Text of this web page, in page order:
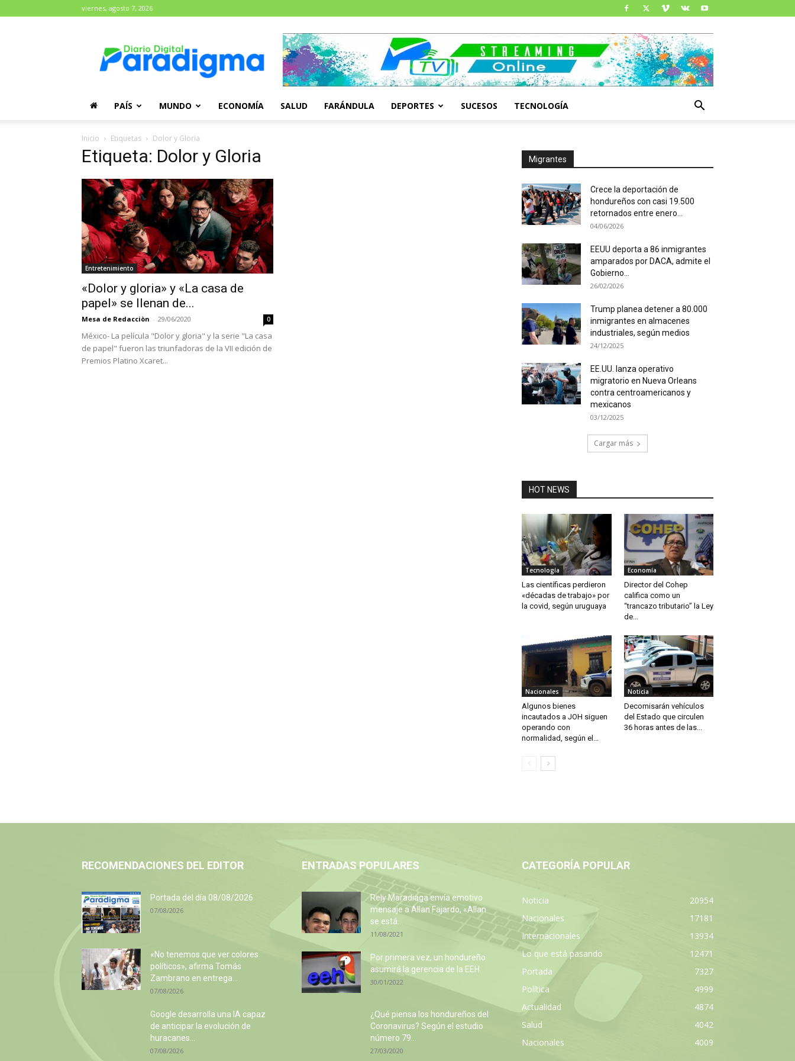
viernes, agosto 7, 2026
Paradigma
PAÍS MUNDO ECONOMÍA SALUD FARÁNDULA DEPORTES SUCESOS TECNOLOGÍA
Inicio Etiquetas Dolor y Gloria
Etiqueta: Dolor y Gloria
Entretenimiento
«Dolor y gloria» y «La casa de
papel» se llenan de...
Mesa de Redacciòn - 29/06/2020 0
México- La película "Dolor y gloria" y la serie "La casa
de papel" fueron las triunfadoras de la VII edición de
Premios Platino Xcaret...
Migrantes
Crece la deportación de
hondureños con casi 19.500
retornados entre enero...
04/06/2026
EEUU deporta a 86 inmigrantes
amparados por DACA, admite el
Gobierno...
26/02/2026
Trump planea detener a 80.000
inmigrantes en almacenes
industriales, según medios
24/12/2025
EE.UU. lanza operativo
migratorio en Nueva Orleans
contra centroamericanos y
mexicanos
03/12/2025
Cargar más
HOT NEWS
Tecnología
Las científicas perdieron
«décadas de trabajo» por
la covid, según uruguaya
Economía
Director del Cohep
califica como un
“trancazo tributario” la Ley
de...
Nacionales
Algunos bienes
incautados a JOH siguen
operando con
normalidad, según el...
Noticia
Decomisarán vehículos
del Estado que circulen
36 horas antes de las...
RECOMENDACIONES DEL EDITOR
Portada del día 08/08/2026
07/08/2026
«No tenemos que ver colores
políticos», afirma Tomás
Zambrano en entrega...
07/08/2026
Google desarrolla una IA capaz
de anticipar la evolución de
huracanes...
07/08/2026
ENTRADAS POPULARES
Rely Maradiaga envía emotivo
mensaje a Allan Fajardo, «Allan
se está...
11/08/2021
Por primera vez, un hondureño
asumirá la gerencia de la EEH
30/01/2022
¿Qué piensa los hondureños del
Coronavirus? Según el estudio
número 79...
27/03/2020
CATEGORÍA POPULAR
Noticia
20954
Nacionales
17181
Internacionales
13934
Lo que está pasando
12471
Portada
7327
Política
4999
Actualidad
4874
Salud
4042
Nacionales
4009